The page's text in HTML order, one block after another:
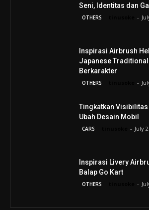
Seni, Identitas dan
OTHERS -
Inspirasi Airbrush
Japanese
Berkarakter
OTHERS -
Tingkatkan Visibilitas
Ubah Desain Mobil
CARS - July
Inspirasi Livery
Balap Go Kart
OTHERS -